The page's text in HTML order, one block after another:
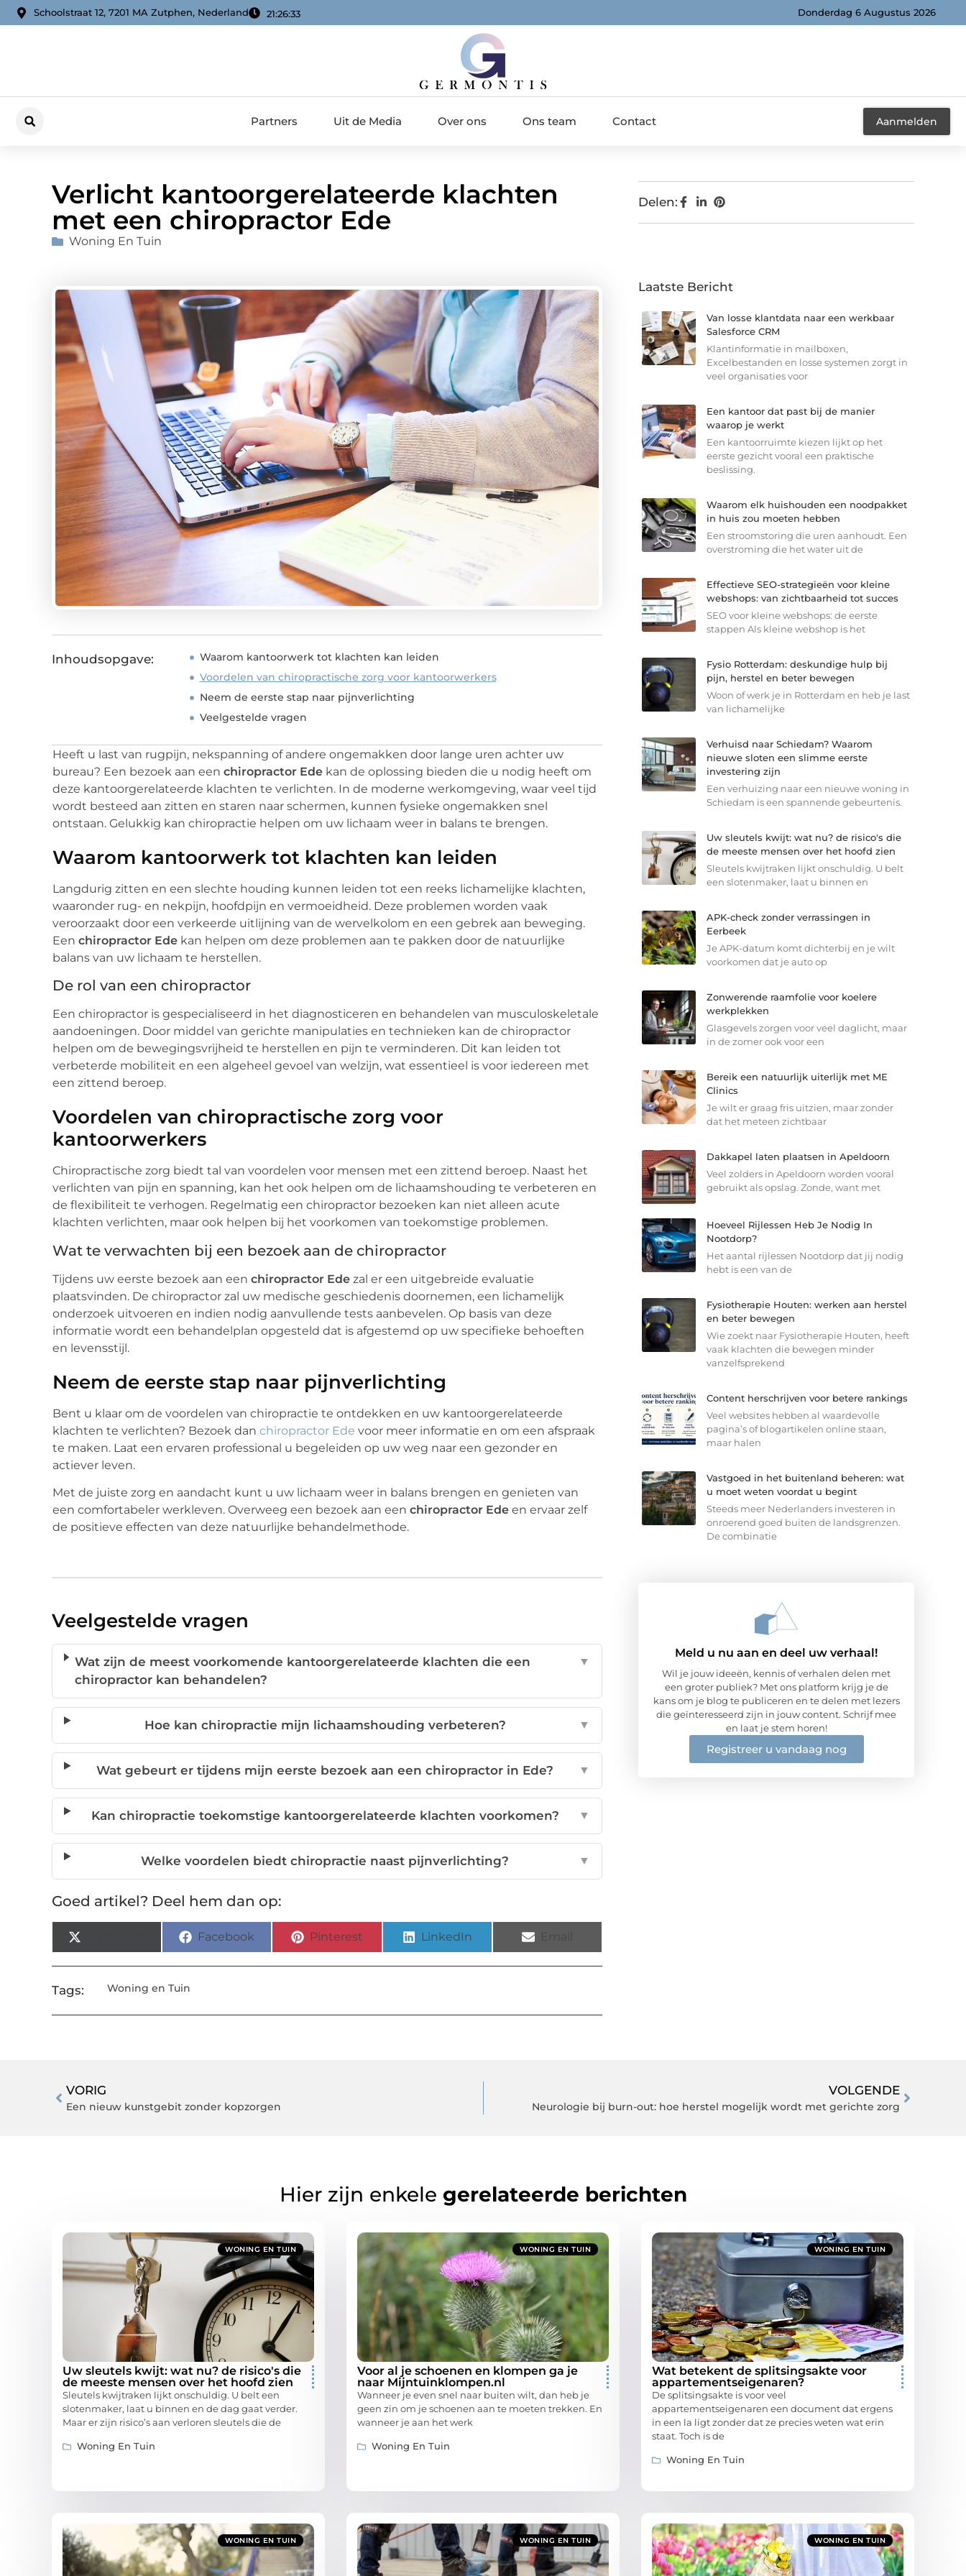
Schoolstraat 12, 7201 MA Zutphen, Nederland 21:26:35 Donderdag 6 Augustus 2026
Partners Uit de Media Over ons Ons team Contact Aanmelden
Verlicht kantoorgerelateerde klachten
met een chiropractor Ede
Woning En Tuin
Inhoudsopgave:
Waarom kantoorwerk tot klachten kan leiden
Voordelen van chiropractische zorg voor kantoorwerkers
Neem de eerste stap naar pijnverlichting
Veelgestelde vragen
Heeft u last van rugpijn, nekspanning of andere ongemakken door lange uren achter uw
bureau? Een bezoek aan een chiropractor Ede kan de oplossing bieden die u nodig heeft om
deze kantoorgerelateerde klachten te verlichten. In de moderne werkomgeving, waar veel tijd
wordt besteed aan zitten en staren naar schermen, kunnen fysieke ongemakken snel
ontstaan. Gelukkig kan chiropractie helpen om uw lichaam weer in balans te brengen.
Waarom kantoorwerk tot klachten kan leiden
Langdurig zitten en een slechte houding kunnen leiden tot een reeks lichamelijke klachten,
waaronder rug- en nekpijn, hoofdpijn en vermoeidheid. Deze problemen worden vaak
veroorzaakt door een verkeerde uitlijning van de wervelkolom en een gebrek aan beweging.
Een chiropractor Ede kan helpen om deze problemen aan te pakken door de natuurlijke
balans van uw lichaam te herstellen.
De rol van een chiropractor
Een chiropractor is gespecialiseerd in het diagnosticeren en behandelen van musculoskeletale
aandoeningen. Door middel van gerichte manipulaties en technieken kan de chiropractor
helpen om de bewegingsvrijheid te herstellen en pijn te verminderen. Dit kan leiden tot
verbeterde mobiliteit en een algeheel gevoel van welzijn, wat essentieel is voor iedereen met
een zittend beroep.
Voordelen van chiropractische zorg voor
kantoorwerkers
Chiropractische zorg biedt tal van voordelen voor mensen met een zittend beroep. Naast het
verlichten van pijn en spanning, kan het ook helpen om de lichaamshouding te verbeteren en
de flexibiliteit te verhogen. Regelmatig een chiropractor bezoeken kan niet alleen acute
klachten verlichten, maar ook helpen bij het voorkomen van toekomstige problemen.
Wat te verwachten bij een bezoek aan de chiropractor
Tijdens uw eerste bezoek aan een chiropractor Ede zal er een uitgebreide evaluatie
plaatsvinden. De chiropractor zal uw medische geschiedenis doornemen, een lichamelijk
onderzoek uitvoeren en indien nodig aanvullende tests aanbevelen. Op basis van deze
informatie wordt een behandelplan opgesteld dat is afgestemd op uw specifieke behoeften
en levensstijl.
Neem de eerste stap naar pijnverlichting
Bent u klaar om de voordelen van chiropractie te ontdekken en uw kantoorgerelateerde
klachten te verlichten? Bezoek dan chiropractor Ede voor meer informatie en om een afspraak
te maken. Laat een ervaren professional u begeleiden op uw weg naar een gezonder en
actiever leven.
Met de juiste zorg en aandacht kunt u uw lichaam weer in balans brengen en genieten van
een comfortabeler werkleven. Overweeg een bezoek aan een chiropractor Ede en ervaar zelf
de positieve effecten van deze natuurlijke behandelmethode.
Veelgestelde vragen
Wat zijn de meest voorkomende kantoorgerelateerde klachten die een
chiropractor kan behandelen?
▼
Hoe kan chiropractie mijn lichaamshouding verbeteren? ▼
Wat gebeurt er tijdens mijn eerste bezoek aan een chiropractor in Ede? ▼
Kan chiropractie toekomstige kantoorgerelateerde klachten voorkomen? ▼
Welke voordelen biedt chiropractie naast pijnverlichting? ▼
Goed artikel? Deel hem dan op:
Facebook Pinterest LinkedIn
Tags: Woning en Tuin
Delen:
Laatste Bericht
Van losse klantdata naar een werkbaar
Salesforce CRM
Klantinformatie in mailboxen,
Excelbestanden en losse systemen zorgt in
veel organisaties voor
Een kantoor dat past bij de manier
waarop je werkt
Een kantoorruimte kiezen lijkt op het
eerste gezicht vooral een praktische
beslissing.
Waarom elk huishouden een noodpakket
in huis zou moeten hebben
Een stroomstoring die uren aanhoudt. Een
overstroming die het water uit de
Effectieve SEO-strategieën voor kleine
webshops: van zichtbaarheid tot succes
SEO voor kleine webshops: de eerste
stappen Als kleine webshop is het
Fysio Rotterdam: deskundige hulp bij
pijn, herstel en beter bewegen
Woon of werk je in Rotterdam en heb je last
van lichamelijke
Verhuisd naar Schiedam? Waarom
nieuwe sloten een slimme eerste
investering zijn
Een verhuizing naar een nieuwe woning in
Schiedam is een spannende gebeurtenis.
Uw sleutels kwijt: wat nu? de risico's die
de meeste mensen over het hoofd zien
Sleutels kwijtraken lijkt onschuldig. U belt
een slotenmaker, laat u binnen en
APK-check zonder verrassingen in
Eerbeek
Je APK-datum komt dichterbij en je wilt
voorkomen dat je auto op
Zonwerende raamfolie voor koelere
werkplekken
Glasgevels zorgen voor veel daglicht, maar
in de zomer ook voor een
Bereik een natuurlijk uiterlijk met ME
Clinics
Je wilt er graag fris uitzien, maar zonder
dat het meteen zichtbaar
Dakkapel laten plaatsen in Apeldoorn
Veel zolders in Apeldoorn worden vooral
gebruikt als opslag. Zonde, want met
Hoeveel Rijlessen Heb Je Nodig In
Nootdorp?
Het aantal rijlessen Nootdorp dat jij nodig
hebt is een van de
Fysiotherapie Houten: werken aan herstel
en beter bewegen
Wie zoekt naar Fysiotherapie Houten, heeft
vaak klachten die bewegen minder
vanzelfsprekend
Content herschrijven voor betere rankings
Veel websites hebben al waardevolle
pagina’s of blogartikelen online staan,
maar halen
Vastgoed in het buitenland beheren: wat
u moet weten voordat u begint
Steeds meer Nederlanders investeren in
onroerend goed buiten de landsgrenzen.
De combinatie
Meld u nu aan en deel uw verhaal!
Wil je jouw ideeën, kennis of verhalen delen met
een groter publiek? Met ons platform krijg je de
kans om je blog te publiceren en te delen met lezers
die geïnteresseerd zijn in jouw content. Schrijf mee
en laat je stem horen!
Registreer u vandaag nog
VORIG
Een nieuw kunstgebit zonder kopzorgen
VOLGENDE
Neurologie bij burn-out: hoe herstel mogelijk wordt met gerichte zorg
Hier zijn enkele gerelateerde berichten
WONING EN TUIN
Uw sleutels kwijt: wat nu? de risico's die
de meeste mensen over het hoofd zien
Sleutels kwijtraken lijkt onschuldig. U belt een
slotenmaker, laat u binnen en de dag gaat verder.
Maar er zijn risico’s aan verloren sleutels die de
Woning En Tuin
WONING EN TUIN
Voor al je schoenen en klompen ga je
naar Mijntuinklompen.nl
Wanneer je even snel naar buiten wilt, dan heb je
geen zin om je schoenen aan te moeten trekken. En
wanneer je aan het werk
Woning En Tuin
WONING EN TUIN
Wat betekent de splitsingsakte voor
appartementseigenaren?
De splitsingsakte is voor veel
appartementseigenaren een document dat ergens
in een la ligt zonder dat ze precies weten wat erin
staat. Toch is de
Woning En Tuin
WONING EN TUIN WONING EN TUIN WONING EN TUIN